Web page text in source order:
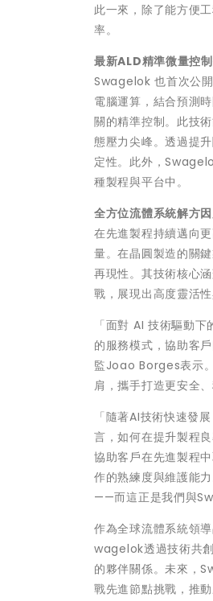
此一來，除了能方便
率。
最新ALD精準微量控
Swagelok 也首次公
電腦運算，結合預測
關的精準控制。此技
態壓力尖峰。透過提
定性。此外，
種製程與平台中。
全方位流體系統解方
在先進製程持續邁向
量。在晶圓製造的關
再現性。其技術核心
戰，展現出高度靈活性
「面對 AI 技術驅動
的服務模式，協助客
監Joao Borges表示
肩，攜手打造更安全
「隨著AI技術快速發
言，如何在提升製程
協助客戶在先進製程
作的熟練度與維護能
——而這正是我們與
作為全球流體系統領
wagelok透過技術共
的夥伴關係。未來，
戰先進節點挑戰，推